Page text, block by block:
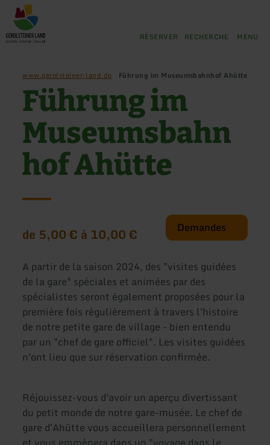
Retour
page
RÉSERVER RECHERCHE MENU
www.gerolsteiner-land.de Führung im Museumsbahnhof Ahütte
Führung im
Museumsbahn
hof Ahütte
de 5,00 € à 10,00 € Demandes
A partir de la saison 2024, des "visites guidées
de la gare" spéciales et animées par des
spécialistes seront également proposées pour la
première fois régulièrement à travers l'histoire
de notre petite gare de village - bien entendu
par un "chef de gare officiel". Les visites guidées
n'ont lieu que sur réservation confirmée.
Réjouissez-vous d'avoir un aperçu divertissant
du petit monde de notre gare-musée. Le chef de
gare d'Ahütte vous accueillera personnellement